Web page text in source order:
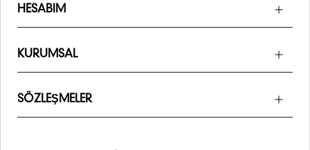
HESABIM
KURUMSAL
SÖZLEŞMELER